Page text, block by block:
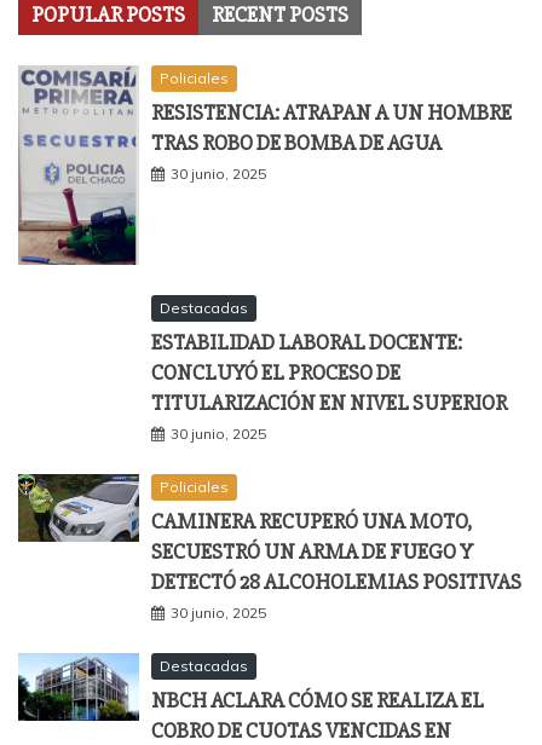
POPULAR POSTS RECENT POSTS
Policiales
RESISTENCIA: ATRAPAN A UN HOMBRE
TRAS ROBO DE BOMBA DE AGUA
30 junio, 2025
Destacadas
ESTABILIDAD LABORAL DOCENTE:
CONCLUYÓ EL PROCESO DE
TITULARIZACIÓN EN NIVEL SUPERIOR
30 junio, 2025
Policiales
CAMINERA RECUPERÓ UNA MOTO,
SECUESTRÓ UN ARMA DE FUEGO Y
DETECTÓ 28 ALCOHOLEMIAS POSITIVAS
30 junio, 2025
Destacadas
NBCH ACLARA CÓMO SE REALIZA EL
COBRO DE CUOTAS VENCIDAS EN